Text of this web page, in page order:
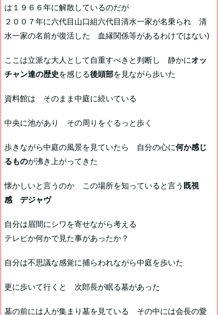
は１９６６年に解散しているのだが
２００７年に六代目山口組六代目清水一家が名乗られ 清
水一家の名前が復活した 血縁関係等があるわけではない)
ここは立派な大人として自重すべきと判断し 静かにオッ
チャン達の歴史を感じる後頭部を見ながら歩いた
資料館は そのまま中庭に続いている
中央に池があり その周りをぐるっと歩く
歩きながら中庭の風景を見ていたら 自分の心に何か感じ
るものが沸き上がってきた
懐かしいと言うのか この場所を知っていると言う 既視
感 デジャヴ
自分は眉間にシワを寄せながら考える
テレビか何かで見た事があったか？
自分は不思議な感覚に捕らわれながら中庭を歩いた
更に歩いて行くと 次郎長が眠る墓があった
墓の前には人が集まり墓を見ている その中には会長の愛